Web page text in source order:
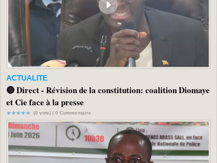
ACTUALITE
🔴 Direct - Révision de la constitution: coalition Diomaye
et Cie face à la presse
(0 vote) | 0 Commentaire